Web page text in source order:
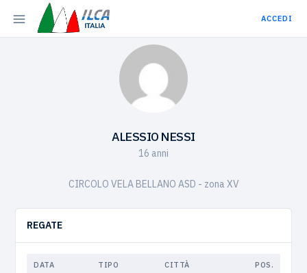
ACCEDI
ALESSIO NESSI
16 anni
CIRCOLO VELA BELLANO ASD - zona XV
REGATE
DATA TIPO CITTÀ POS.